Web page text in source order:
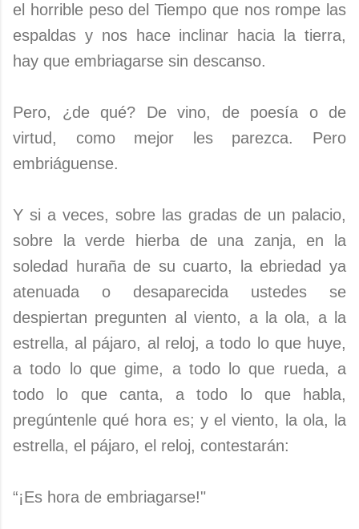
el horrible peso del Tiempo que nos rompe las
espaldas y nos hace inclinar hacia la tierra,
hay que embriagarse sin descanso.
Pero, ¿de qué? De vino, de poesía o de
virtud, como mejor les parezca. Pero
embriáguense.
Y si a veces, sobre las gradas de un palacio,
sobre la verde hierba de una zanja, en la
soledad huraña de su cuarto, la ebriedad ya
atenuada o desaparecida ustedes se
despiertan pregunten al viento, a la ola, a la
estrella, al pájaro, al reloj, a todo lo que huye,
a todo lo que gime, a todo lo que rueda, a
todo lo que canta, a todo lo que habla,
pregúntenle qué hora es; y el viento, la ola, la
estrella, el pájaro, el reloj, contestarán:
“¡Es hora de embriagarse!"